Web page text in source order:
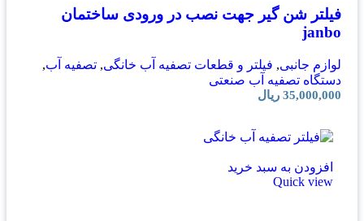
فیلتر شن گیر جهت نصب در ورودی ساختمان
janbo
لوازم جانبی, فیلتر و قطعات تصفیه آب خانگی, تصفیه آب,
دستگاه تصفیه آب صنعتی
35,000,000 ریال
افزودن به سبد خرید
Quick view